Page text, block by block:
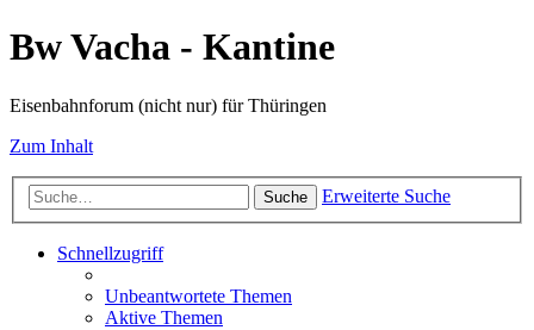
Bw Vacha - Kantine
Eisenbahnforum (nicht nur) für Thüringen
Zum Inhalt
Suche Erweiterte Suche
Schnellzugriff
Unbeantwortete Themen
Aktive Themen